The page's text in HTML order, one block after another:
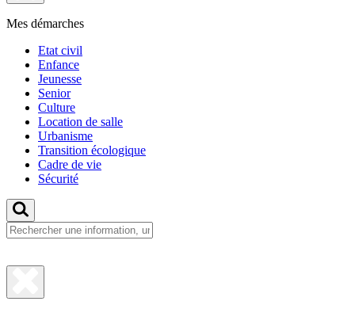
Fermer
le
menu
Mes démarches
Etat civil
Enfance
Jeunesse
Senior
Culture
Location de salle
Urbanisme
Transition écologique
Cadre de vie
Sécurité
Fermer